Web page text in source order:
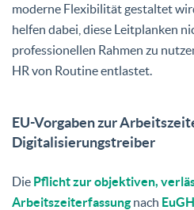
moderne Flexibilität gestaltet
helfen dabei, diese Leitplanken
professionellen Rahmen zu
HR von Routine entlastet.
EU-Vorgaben zur
Digitalisierungstreiber
Die Pflicht zur objektiven,
Arbeitszeiterfassungnach